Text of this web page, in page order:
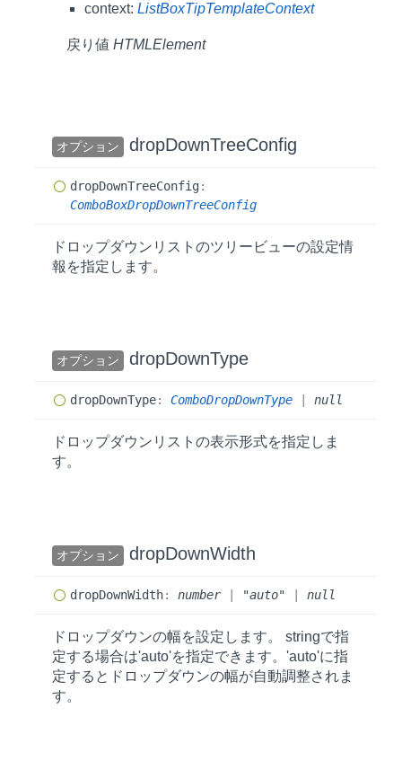
context: ListBoxTipTemplateContext
戻り値 HTMLElement
オプション dropDownTreeConfig
dropDownTreeConfig:
ComboBoxDropDownTreeConfig
ドロップダウンリストのツリービューの設定情
報を指定します。
オプション dropDownType
dropDownType: ComboDropDownType null
ドロップダウンリストの表示形式を指定しま
す。
オプション dropDownWidth
dropDownWidth: number| "auto" null
ドロップダウンの幅を設定します。 stringで指
定する場合は'auto'を指定できます。'auto'に指
定するとドロップダウンの幅が自動調整されま
す。